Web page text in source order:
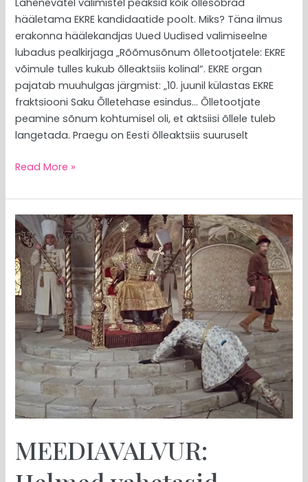
Lähenevatel valimistel peaksid kõik õllesõbrad
hääletama EKRE kandidaatide poolt. Miks? Täna ilmus
erakonna häälekandjas Uued Uudised valimiseelne
lubadus pealkirjaga „Rõõmusõnum õlletootjatele: EKRE
võimule tulles kukub õlleaktsiis kolinal“. EKRE organ
pajatab muuhulgas järgmist: „10. juunil külastas EKRE
fraktsiooni Saku Õlletehase esindus… Õlletootjate
peamine sõnum kohtumisel oli, et aktsiisi õllele tuleb
langetada. Praegu on Eesti õlleaktsiis suuruselt
Read More »
MEEDIAVALVUR:
MEEDIAVALVUR:
Helmed
vahetasid
Ungari
Iisraeli
vastu